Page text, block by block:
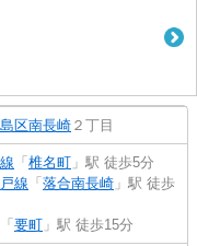
区南長崎 ２丁目
「 椎名町 」駅 徒歩5分
線 「 落合南長崎 」駅 徒歩
「 要町 」駅 徒歩15分